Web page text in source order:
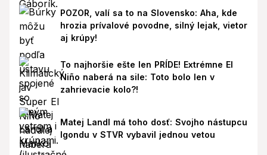
POZOR, valí sa to na Slovensko: Aha, kde
hrozia prívalové povodne, silný lejak, vietor
aj krúpy!
To najhoršie ešte len PRÍDE! Extrémne El
Niño naberá na sile: Toto bolo len v
zahrievacie kolo?!
Matej Landl má toho dosť: Svojho nástupcu
Igondu v STVR vybavil jednou vetou